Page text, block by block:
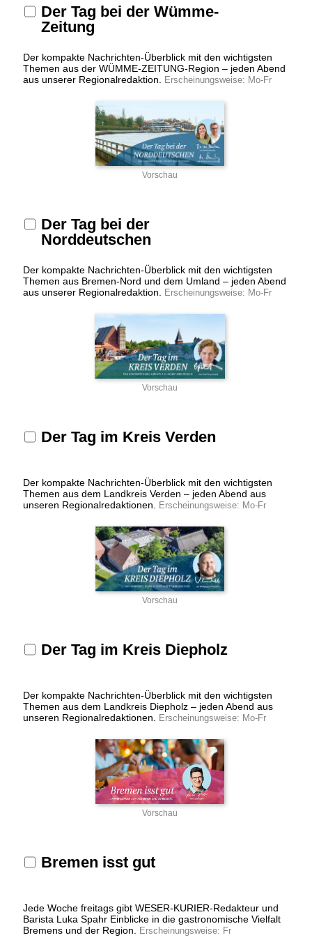
Der Tag bei der Wümme-
Zeitung
Der kompakte Nachrichten-Überblick mit den wichtigsten
Themen aus der WÜMME-ZEITUNG-Region – jeden Abend
aus unserer Regionalredaktion.
Erscheinungsweise: Mo-Fr
Vorschau
Der Tag bei der
Norddeutschen
Der kompakte Nachrichten-Überblick mit den wichtigsten
Themen aus Bremen-Nord und dem Umland – jeden Abend
aus unserer Regionalredaktion.
Erscheinungsweise: Mo-Fr
Vorschau
Der Tag im Kreis Verden
Der kompakte Nachrichten-Überblick mit den wichtigsten
Themen aus dem Landkreis Verden – jeden Abend aus
unseren Regionalredaktionen.
Erscheinungsweise: Mo-Fr
Vorschau
Der Tag im Kreis Diepholz
Der kompakte Nachrichten-Überblick mit den wichtigsten
Themen aus dem Landkreis Diepholz – jeden Abend aus
unseren Regionalredaktionen.
Erscheinungsweise: Mo-Fr
Vorschau
Bremen isst gut
Jede Woche freitags gibt WESER-KURIER-Redakteur und
Barista Luka Spahr Einblicke in die gastronomische Vielfalt
Bremens und der Region.
Erscheinungsweise: Fr